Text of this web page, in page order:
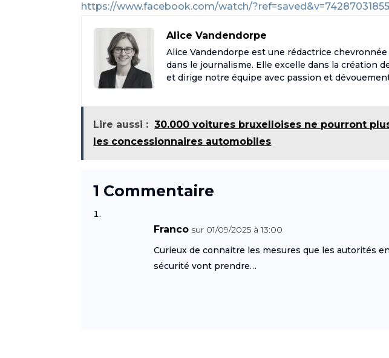
https://www.facebook.com/watch/
Alice Vandendorpe
Alice Vandendorpe est une rédactrice chevronnée
dans le journalisme. Elle excelle dans la création
et dirige notre équipe avec passion et
Lire aussi : 30.000 voitures bruxelloises ne pourront
les concessionnaires automobiles
1 Commentaire
Franco sur 01/09/2025 à 13:00
Curieux de connaitre les mesures que les autorités
sécurité vont prendre…